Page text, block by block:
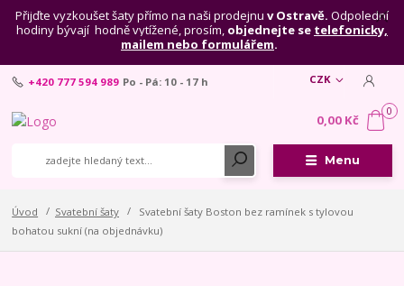
Přijďte vyzkoušet šaty přímo na naši prodejnu v Ostravě. Odpolední
hodiny bývají hodně vytížené, prosím, objednejte se telefonicky,
mailem nebo formulářem.
Menu
CZK
+420 777 594 989 Po - Pá: 10 - 17 h
0
0,00 Kč
Úvod Svatební šaty
Svatební šaty Boston bez ramínek s tylovou
bohatou sukní (na objednávku)